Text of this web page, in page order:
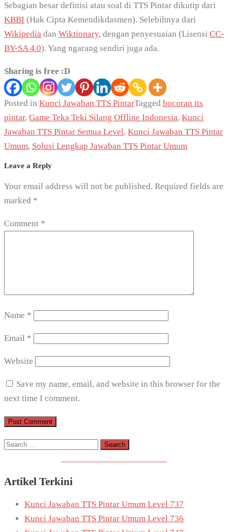
Sebagian besar definisi atau soal di TTS Pintar dikutip dari
KBBI (Hak Cipta Kemendikdasmen). Selebihnya dari
Wikipedia dan Wiktionary, dengan penyesuaian (Lisensi CC-
BY-SA 4.0). Yang ngarang sendiri juga ada.
Sharing is free :D
Posted in Kunci Jawaban TTS PintarTagged bocoran tts
pintar, Game Teka Teki Silang Offline Indonesia, Kunci
Jawaban TTS Pintar Semua Level, Kunci Jawaban TTS Pintar
Umum, Solusi Lengkap Jawaban TTS Pintar Umum
Leave a Reply
Your email address will not be published. Required fields are
marked *
Comment *
Name *
Email *
Website
Save my name, email, and website in this browser for the
next time I comment.
Search
Artikel Terkini
Kunci Jawaban TTS Pintar Umum Level 737
Kunci Jawaban TTS Pintar Umum Level 736